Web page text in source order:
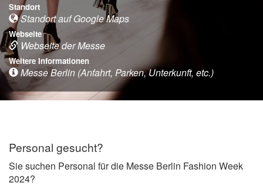
Standort
Standort auf Google Maps
Webseite
Webseite der Messe
Weitere Informationen
Messe Berlin (Anfahrt, Parken, Unterkunft, etc.)
Personal gesucht?
Sie suchen Personal für die Messe Berlin Fashion Week
2024?